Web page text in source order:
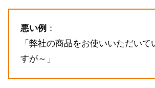
悪い例 ：
「弊社の商品をお使いいただいて
すが～」